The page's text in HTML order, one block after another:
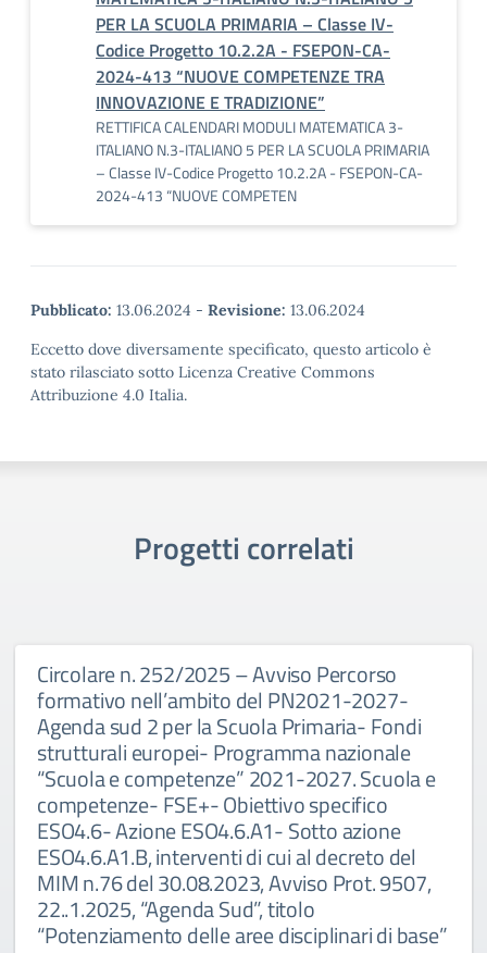
PER LA SCUOLA PRIMARIA – Classe IV-
Codice Progetto 10.2.2A - FSEPON-CA-
2024-413 “NUOVE COMPETENZE TRA
INNOVAZIONE E TRADIZIONE”
RETTIFICA CALENDARI MODULI MATEMATICA 3-
ITALIANO N.3-ITALIANO 5 PER LA SCUOLA PRIMARIA
– Classe IV-Codice Progetto 10.2.2A - FSEPON-CA-
2024-413 “NUOVE COMPETEN
Pubblicato: 13.06.2024 - Revisione: 13.06.2024
Eccetto dove diversamente specificato, questo articolo è
stato rilasciato sotto Licenza Creative Commons
Attribuzione 4.0 Italia.
Progetti correlati
Circolare n. 252/2025 – Avviso Percorso
formativo nell’ambito del PN2021-2027-
Agenda sud 2 per la Scuola Primaria- Fondi
strutturali europei- Programma nazionale
“Scuola e competenze” 2021-2027. Scuola e
competenze- FSE+- Obiettivo specifico
ESO4.6- Azione ESO4.6.A1- Sotto azione
ESO4.6.A1.B, interventi di cui al decreto del
MIM n.76 del 30.08.2023, Avviso Prot. 9507,
22..1.2025, “Agenda Sud”, titolo
“Potenziamento delle aree disciplinari di base”